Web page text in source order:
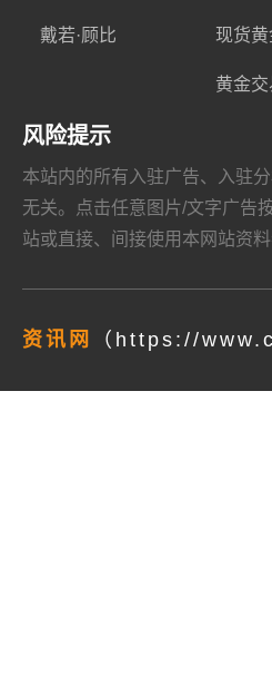
戴若·顾比 现货
黄金
风险提示
本站内的所有入驻广告、入驻
无关。点击任意图片/文字广告
站或直接、间接使用本网站资
资讯网 （https://